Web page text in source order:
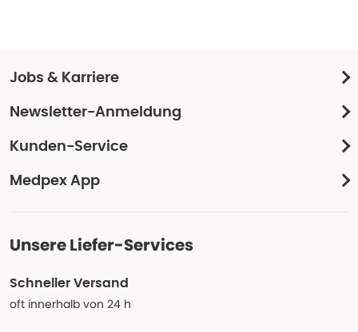
Jobs & Karriere
Newsletter-Anmeldung
Kunden-Service
Medpex App
Unsere Liefer-Services
Schneller Versand
oft innerhalb von 24 h